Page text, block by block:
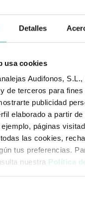
Detalles
usa cookies
Audifonos,
de terceros para
publicidad
elaborado a partir
páginas
las cookies,
tus preferencias.
nuestra Política
-
Ø 100 mm
ASIENTO
AL
520 - 620
960 mm
960 mm
570 mm
AL